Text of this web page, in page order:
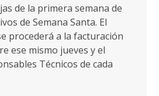
de la primera semana de
de Semana Santa. El
procederá a la facturación
ese mismo jueves y el
Técnicos de cada